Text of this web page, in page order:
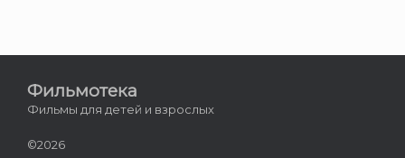
Фильмотека
Фильмы для детей и взрослых
©2026